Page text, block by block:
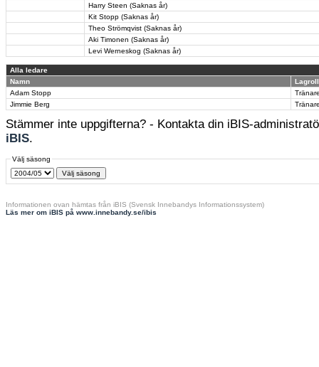
Harry Steen (Saknas år)
Kit Stopp (Saknas år)
Theo Strömqvist (Saknas år)
Aki Timonen (Saknas år)
Levi Werneskog (Saknas år)
Alla ledare
Namn
Lagroll
Adam Stopp
Jimmie Berg
Stämmer inte uppgifterna? - Kontakta din iBIS-
iBIS.
Välj säsong
Informationen ovan hämtas från iBIS (Svensk Innebandys Informationssystem)
Läs mer om iBIS på www.innebandy.se/ibis